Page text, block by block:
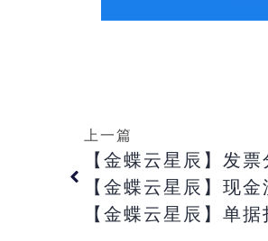
上一篇
【金蝶云星辰】现
【金蝶云星辰】单据打印需要